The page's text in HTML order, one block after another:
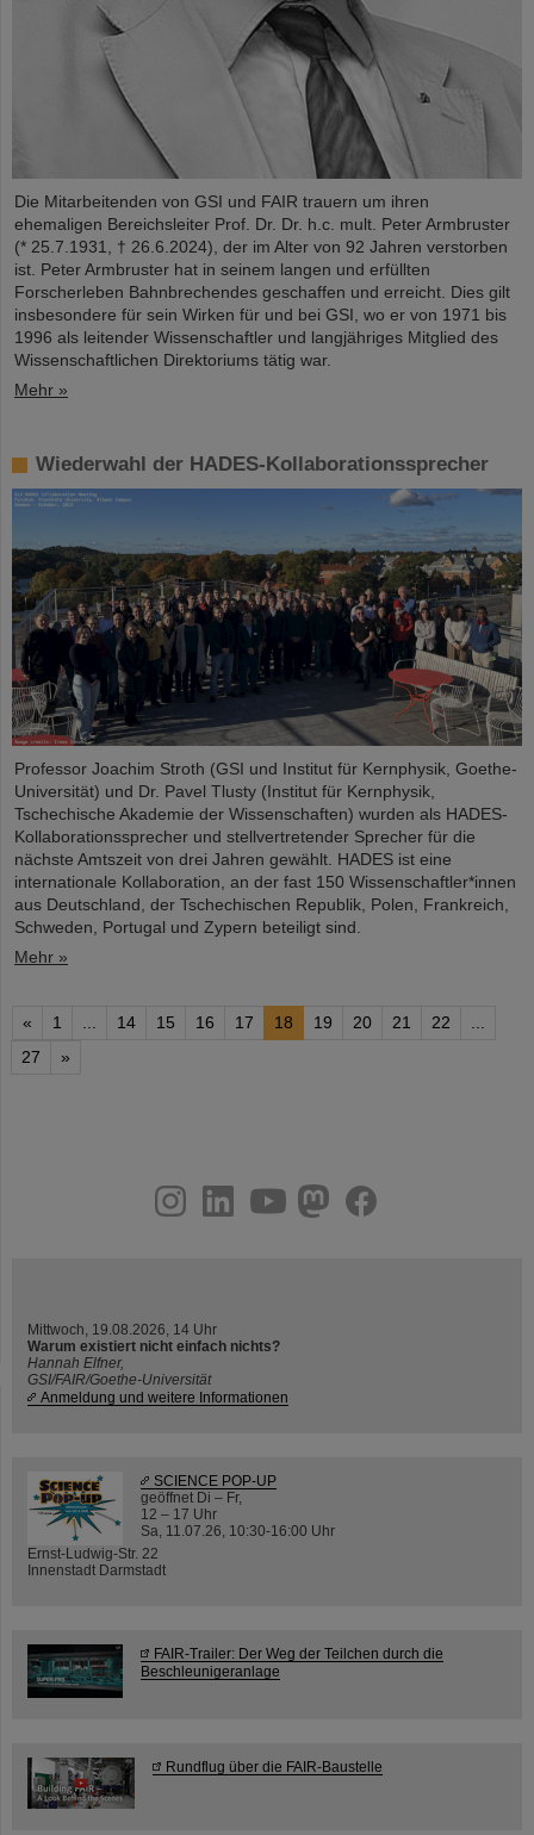
Die Mitarbeitenden von GSI und FAIR trauern um ihren
ehemaligen Bereichsleiter Prof. Dr. Dr. h.c. mult. Peter Armbruster
(* 25.7.1931, † 26.6.2024), der im Alter von 92 Jahren verstorben
ist. Peter Armbruster hat in seinem langen und erfüllten
Forscherleben Bahnbrechendes geschaffen und erreicht. Dies gilt
insbesondere für sein Wirken für und bei GSI, wo er von 1971 bis
1996 als leitender Wissenschaftler und langjähriges Mitglied des
Wissenschaftlichen Direktoriums tätig war.
Mehr »
Wiederwahl der HADES-Kollaborationssprecher
Professor Joachim Stroth (GSI und Institut für Kernphysik, Goethe-
Universität) und Dr. Pavel Tlusty (Institut für Kernphysik,
Tschechische Akademie der Wissenschaften) wurden als HADES-
Kollaborationssprecher und stellvertretender Sprecher für die
nächste Amtszeit von drei Jahren gewählt. HADES ist eine
internationale Kollaboration, an der fast 150 Wissenschaftler*innen
aus Deutschland, der Tschechischen Republik, Polen, Frankreich,
Schweden, Portugal und Zypern beteiligt sind.
Mehr »
« 1 14 15 16 17 18 19 20 21 22
27
»
youtube
helmholtz.social
facebook
Mittwoch, 19.08.2026, 14 Uhr
Warum existiert nicht einfach nichts?
Hannah Elfner,
GSI/FAIR/Goethe-Universität
Anmeldung und weitere Informationen
SCIENCE POP-UP
geöffnet Di – Fr,
12 – 17 Uhr
Sa, 11.07.26, 10:30-16:00 Uhr
Ernst-Ludwig-Str. 22
Innenstadt Darmstadt
FAIR-Trailer: Der Weg der Teilchen durch die
Beschleunigeranlage
Rundflug über die FAIR-Baustelle